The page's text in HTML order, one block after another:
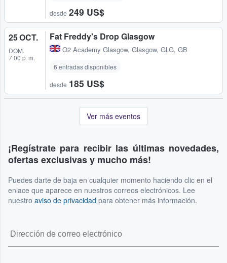
desde 249 US$
25 OCT.
DOM.
7:00 p. m.
Fat Freddy's Drop Glasgow
O2 Academy Glasgow, Glasgow, GLG, GB
6 entradas disponibles
desde 185 US$
Ver más eventos
¡Regístrate para recibir las últimas novedades,
ofertas exclusivas y mucho más!
Puedes darte de baja en cualquier momento haciendo clic en el
enlace que aparece en nuestros correos electrónicos. Lee
nuestro aviso de privacidad para obtener más información.